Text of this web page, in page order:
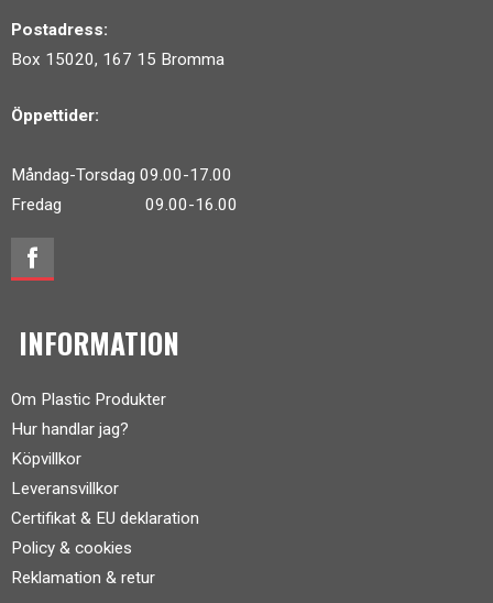
Postadress:
Box 15020, 167 15 Bromma
Öppettider:
Måndag-Torsdag 09.00-17.00
Fredag 09.00-16.00
INFORMATION
Om Plastic Produkter
Hur handlar jag?
Köpvillkor
Leveransvillkor
Certifikat & EU deklaration
Policy & cookies
Reklamation & retur